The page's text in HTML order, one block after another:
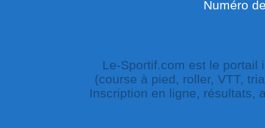
Numéro
Le-Sportif.com est le portail
(course à pied, roller, VTT,
Inscription en ligne, résultats,